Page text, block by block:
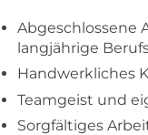
Abgeschlossene
langjährige
Handwerkliches
Teamgeist und
Sorgfältiges